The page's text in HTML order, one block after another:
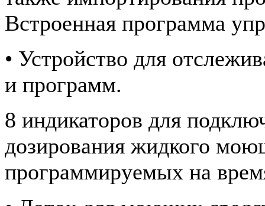
Встроенная программа
• Устройство для
и программ.
8 индикаторов для
дозирования жидкого
программируемых на